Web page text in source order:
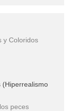
y Coloridos
(Hiperrealismo
peces